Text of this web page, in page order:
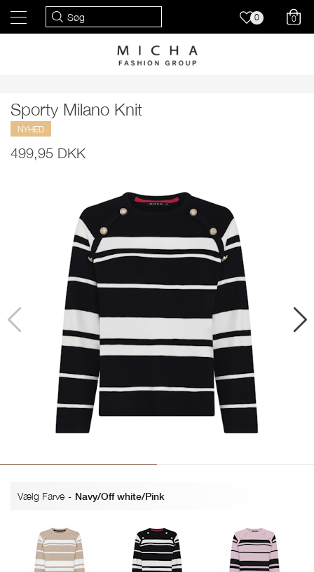
0 0
Sporty Milano Knit
NYHED
499,95 DKK
Vælg Farve - Navy/Off white/Pink